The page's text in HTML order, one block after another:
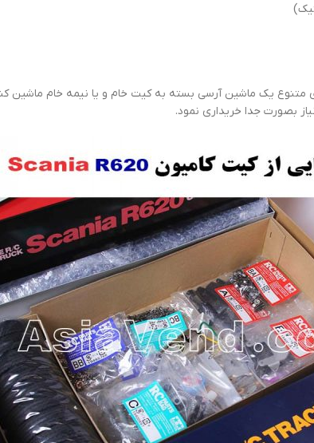
یک ماشین آرسی بسته به کیت خام و یا نیمه خام ماشین
بصورت جدا خریداری نمود.